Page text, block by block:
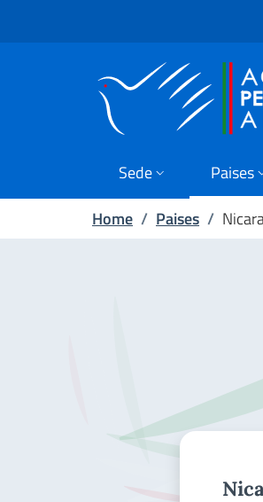
Sede Paises
Home / Paises /